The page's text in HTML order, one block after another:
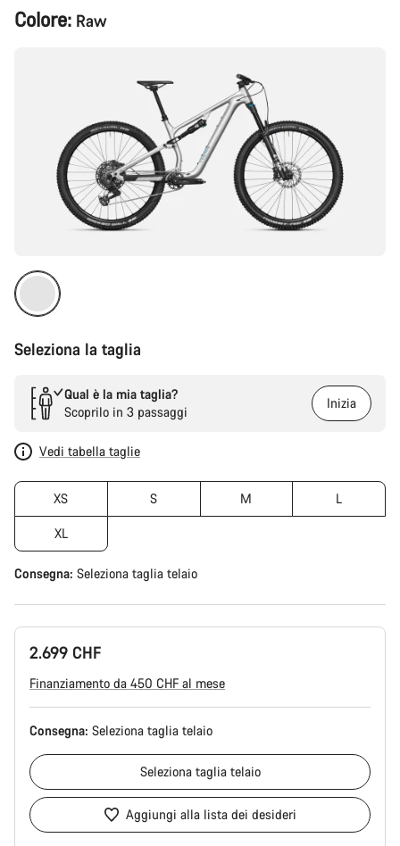
Configurazione
del
Colore: Raw
Seleziona la taglia
Qual è la mia taglia?
Scoprilo in 3 passaggi
Inizia
Vedi tabella taglie
XS S M L
XL
Consegna: Seleziona taglia telaio
2.699 CHF
Finanziamento da 450 CHF al mese
Consegna: Seleziona taglia telaio
Seleziona taglia telaio
Aggiungi alla lista dei desideri